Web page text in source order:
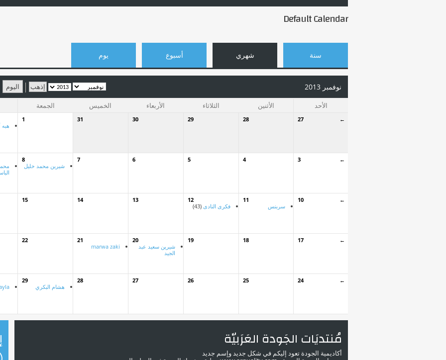
Default Calendar
سنة شهري أسبوع يوم
اليوم نوفمبر 2013
الأحد الأثنين الثلاثاء الأربعاء الخميس الجمعة
←
27
28
29
30
31
1
هبه
←
3
4
5
6
7
8
شيرين محمد خليل
←
10
11
سربنس
12
فكرى النادى (43)
13
14
15
←
17
18
19
20
شيرين سعيد عبد
الجيد
21
marwa zaki
22
←
24
25
26
27
28
29
هشام البكري
مُنتديَات الجَودة العَرَبيّة
أكاديمية الجودة تعود إليكم في شكل جديد وإسم جديد